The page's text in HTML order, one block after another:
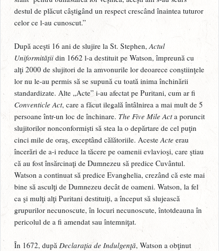
destul de plăcut câştigând un respect crescând înaintea tuturor
celor ce l-au cunoscut.”
După aceşti 16 ani de slujire la St. Stephen, Actul
Uniformităţiidin 1662 l-a destituit pe Watson, împreună cu
alţi 2000 de slujitori de la amvonurile lor deoarece conştiinţele
lor nu le-au permis să se supună cu toată inima închinării
standardizate. Alte „Acte” i-au afectat pe Puritani, cum ar fi
Conventicle Act, care a făcut ilegală întâlnirea a mai mult de 5
persoane într-un loc de închinare. The Five Mile Acta poruncit
slujitorilor nonconformişti să stea la o depărtare de cel puţin
cinci mile de oraş, exceptând călătoriile. Aceste Acte erau
încerări de a-i reduce la tăcere pe oamenii evlavioşi, care ştiau
că au fost însărcinaţi de Dumnezeu să predice Cuvântul.
Watson a continuat să predice Evanghelia, crezând că este mai
bine să asculţi de Dumnezeu decât de oameni. Watson, la fel
ca şi mulţi alţi Puritani destituiţi, a început să slujească
grupurilor necunoscute, în locuri necunoscute, întotdeauna în
pericolul de a fi amendat sau întemniţat.
În 1672, după Declaraţia de Indulgenţă, Watson a obţinut